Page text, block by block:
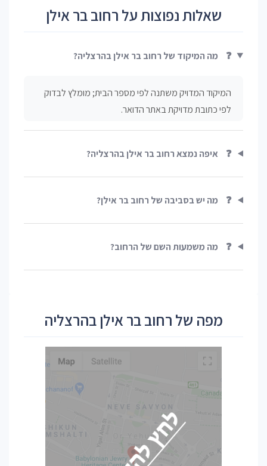
שאלות נפוצות על רחוב בר אילן
❓ מה המיקוד של רחוב בר אילן בהרצליה?
המיקוד המדויק משתנה לפי מספר הבית; מומלץ לבדוק
לפי כתובת מדויקת באתר הדואר.
❓ איפה נמצא רחוב בר אילן בהרצליה?
❓ מה יש בסביבה של רחוב בר אילן?
❓ מה משמעות השם של הרחוב?
מפה של רחוב בר אילן בהרצליה